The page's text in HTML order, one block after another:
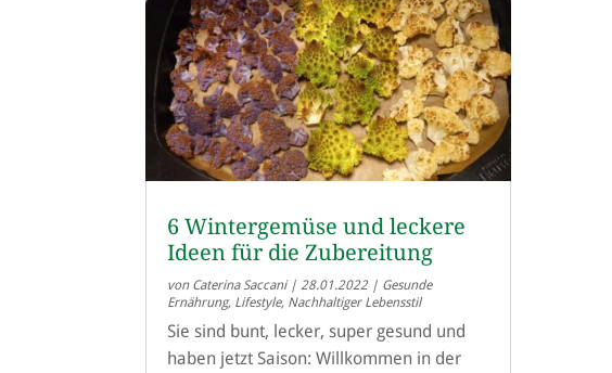
6 Wintergemüse und leckere
Ideen für die Zubereitung
von Caterina Saccani| 28.01.2022 | Gesunde
Ernährung, Lifestyle, Nachhaltiger Lebensstil
Sie sind bunt, lecker, super gesund und
haben jetzt Saison: Willkommen in der